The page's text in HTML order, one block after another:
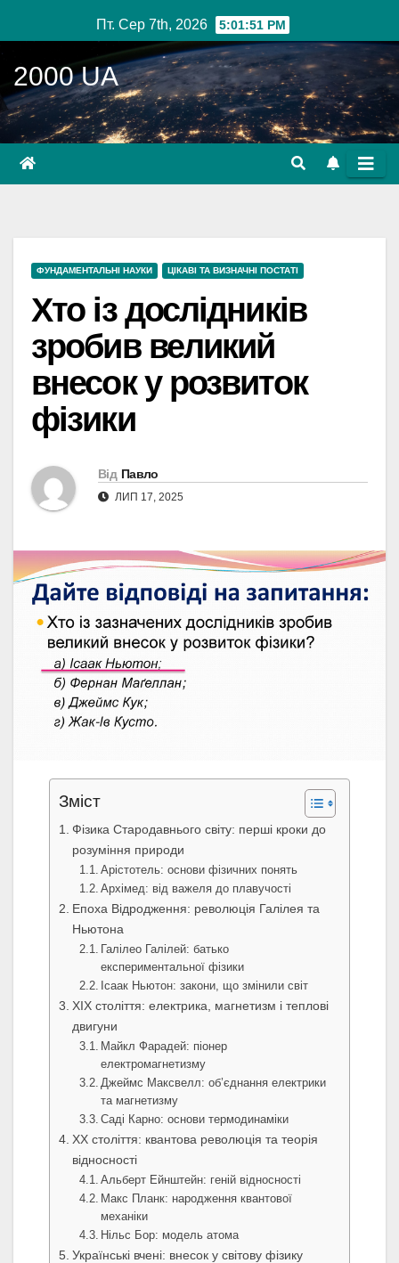
до
вмісту
Пт. Сер 7th, 2026 5:01:52 PM
2000 UA
ФУНДАМЕНТАЛЬНІ НАУКИ ЦІКАВІ ТА ВИЗНАЧНІ ПОСТАТІ
Хто із дослідників
зробив великий
внесок у розвиток
фізики
Від Павло
ЛИП 17, 2025
Зміст
Фізика Стародавнього світу: перші кроки до
розуміння природи
Арістотель: основи фізичних понять
Архімед: від важеля до плавучості
Епоха Відродження: революція Галілея та
Ньютона
Галілео Галілей: батько
експериментальної фізики
Ісаак Ньютон: закони, що змінили світ
ХІХ століття: електрика, магнетизм і теплові
двигуни
Майкл Фарадей: піонер
електромагнетизму
Джеймс Максвелл: об’єднання електрики
та магнетизму
Саді Карно: основи термодинаміки
ХХ століття: квантова революція та теорія
відносності
Альберт Ейнштейн: геній відносності
Макс Планк: народження квантової
механіки
Нільс Бор: модель атома
Українські вчені: внесок у світову фізику